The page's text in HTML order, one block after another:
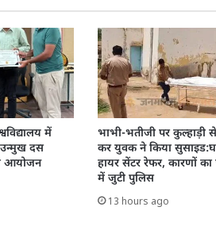
में
उन्मुख दस
आयोजन
भाभी-भतीजी पर कुल्हाड़ी
कर युवक ने किया
हायर सेंटर रेफर, कारणों का
में जुटी पुलिस
13 hours ago